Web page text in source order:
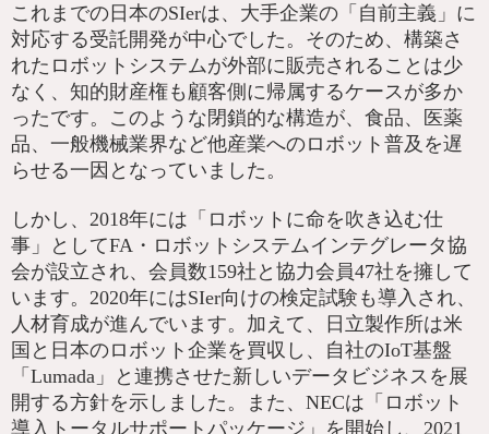
これまでの日本のSIerは、大手企業の「自前主義」に
対応する受託開発が中心でした。そのため、構築さ
れたロボットシステムが外部に販売されることは少
なく、知的財産権も顧客側に帰属するケースが多か
ったです。このような閉鎖的な構造が、食品、医薬
品、一般機械業界など他産業へのロボット普及を遅
らせる一因となっていました。
しかし、2018年には「ロボットに命を吹き込む仕
事」としてFA・ロボットシステムインテグレータ協
会が設立され、会員数159社と協力会員47社を擁して
います。2020年にはSIer向けの検定試験も導入され、
人材育成が進んでいます。加えて、日立製作所は米
国と日本のロボット企業を買収し、自社のIoT基盤
「Lumada」と連携させた新しいデータビジネスを展
開する方針を示しました。また、NECは「ロボット
導入トータルサポートパッケージ」を開始し、2021